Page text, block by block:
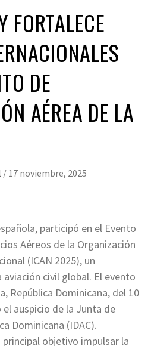
FORTALECE
DE
AÉREA DE LA
/ 17 noviembre, 2025
participó en el Evento
Aéreos de la Organización
(ICAN 2025), un
civil global. El evento
República Dominicana, del 10
auspicio de la Junta de
Dominicana (IDAC).
principal objetivo impulsar la